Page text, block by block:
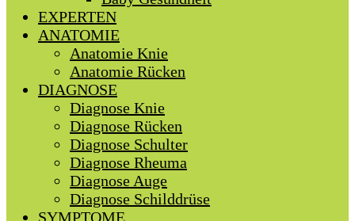
EXPERTEN
ANATOMIE
Anatomie Knie
Anatomie Rücken
DIAGNOSE
Diagnose Knie
Diagnose Rücken
Diagnose Schulter
Diagnose Rheuma
Diagnose Auge
Diagnose Schilddrüse
SYMPTOME